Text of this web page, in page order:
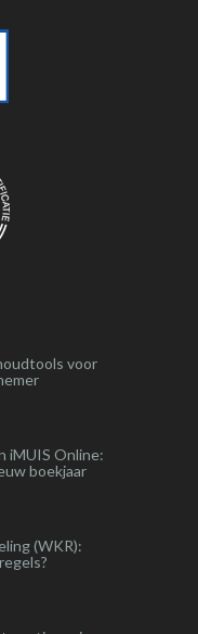
voor
iMUIS Online:
boekjaar
(WKR):